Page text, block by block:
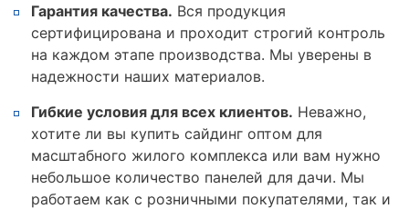
Гарантия качества. Вся продукция
сертифицирована и проходит строгий контроль
на каждом этапе производства. Мы уверены в
надежности наших материалов.
Гибкие условия для всех клиентов. Неважно,
хотите ли вы купить сайдинг оптом для
масштабного жилого комплекса или вам нужно
небольшое количество панелей для дачи. Мы
работаем как с розничными покупателями, так и